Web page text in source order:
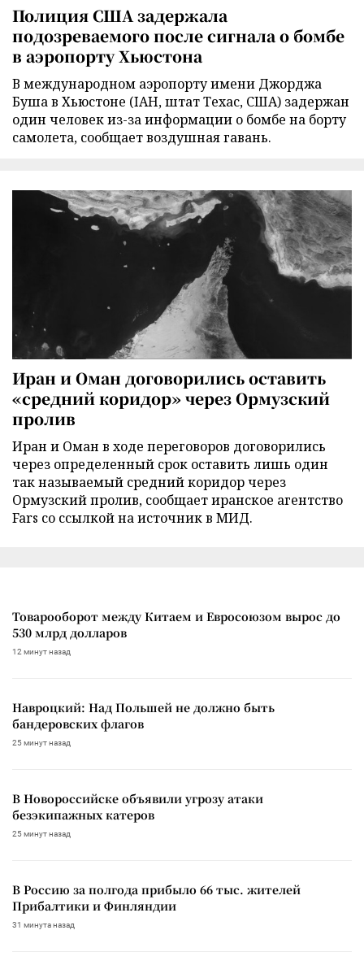
Полиция США задержала
подозреваемого после сигнала о бомбе
в аэропорту Хьюстона
В международном аэропорту имени Джорджа
Буша в Хьюстоне (IAH, штат Техас, США) задержан
один человек из-за информации о бомбе на борту
самолета, сообщает воздушная гавань.
Иран и Оман договорились оставить
«средний коридор» через Ормузский
пролив
Иран и Оман в ходе переговоров договорились
через определенный срок оставить лишь один
так называемый средний коридор через
Ормузский пролив, сообщает иранское агентство
Fars со ссылкой на источник в МИД.
Товарооборот между Китаем и Евросоюзом вырос до
530 млрд долларов
12 минут назад
Навроцкий: Над Польшей не должно быть
бандеровских флагов
25 минут назад
В Новороссийске объявили угрозу атаки
безэкипажных катеров
25 минут назад
В Россию за полгода прибыло 66 тыс. жителей
Прибалтики и Финляндии
31 минута назад